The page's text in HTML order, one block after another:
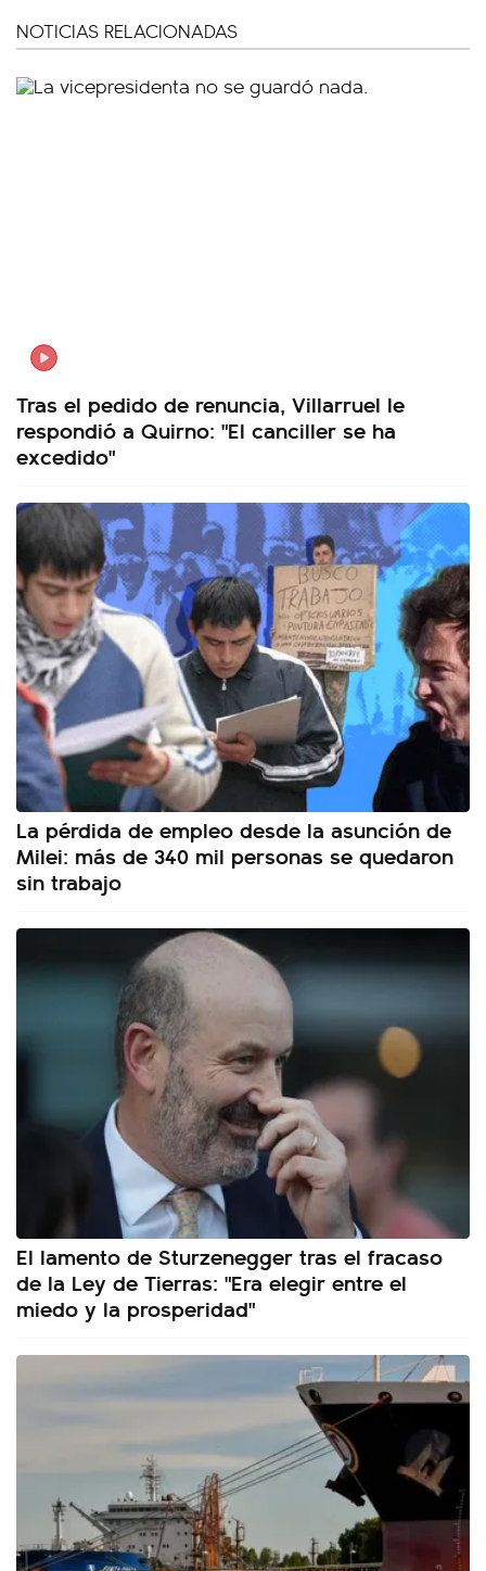
NOTICIAS RELACIONADAS
Tras el pedido de renuncia, Villarruel le
respondió a Quirno: "El canciller se ha
excedido"
La pérdida de empleo desde la asunción de
Milei: más de 340 mil personas se quedaron
sin trabajo
El lamento de Sturzenegger tras el fracaso
de la Ley de Tierras: "Era elegir entre el
miedo y la prosperidad"